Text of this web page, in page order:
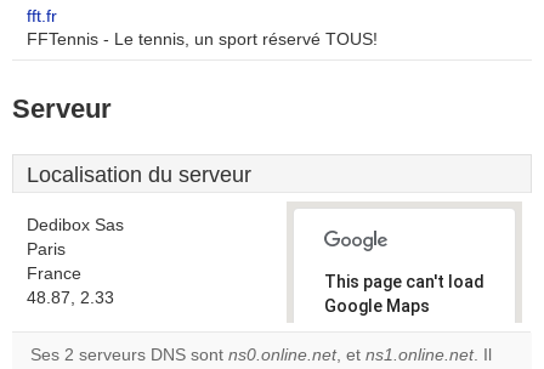
fft.fr
FFTennis - Le tennis, un sport réservé TOUS!
Serveur
Localisation du serveur
Dedibox Sas
Paris
France
48.87, 2.33
This page can't load
Google Maps
correctly.
Ses 2 serveurs DNS sont ns0.online.net, et ns1.online.net. Il